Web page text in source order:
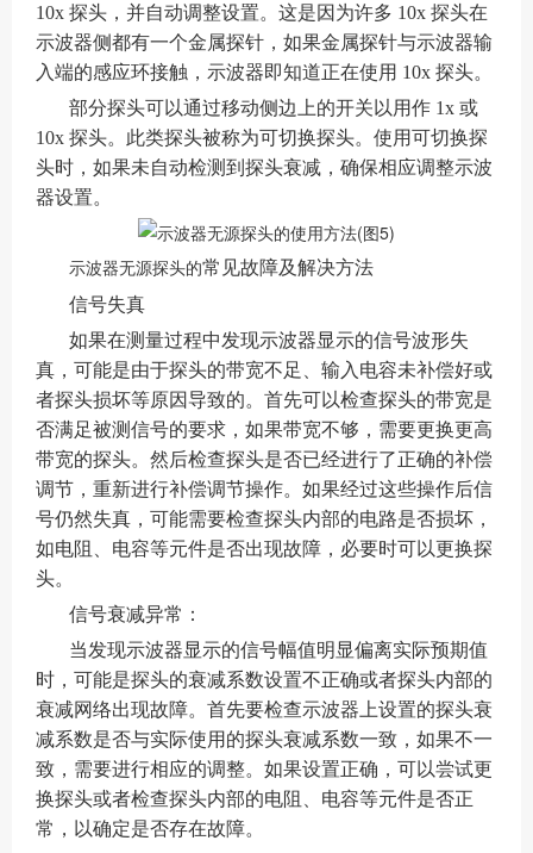
10x 探头，并自动调整设置。这是因为许多 10x 探头在
示波器侧都有一个金属探针，如果金属探针与示波器输
入端的感应环接触，示波器即知道正在使用 10x 探头。
部分探头可以通过移动侧边上的开关以用作 1x 或
10x 探头。此类探头被称为可切换探头。使用可切换探
头时，如果未自动检测到探头衰减，确保相应调整示波
器设置。
示波器无源探头的常见故障及解决方法
信号失真
如果在测量过程中发现示波器显示的信号波形失
真，可能是由于探头的带宽不足、输入电容未补偿好或
者探头损坏等原因导致的。首先可以检查探头的带宽是
否满足被测信号的要求，如果带宽不够，需要更换更高
带宽的探头。然后检查探头是否已经进行了正确的补偿
调节，重新进行补偿调节操作。如果经过这些操作后信
号仍然失真，可能需要检查探头内部的电路是否损坏，
如电阻、电容等元件是否出现故障，必要时可以更换探
头。
信号衰减异常：
当发现示波器显示的信号幅值明显偏离实际预期值
时，可能是探头的衰减系数设置不正确或者探头内部的
衰减网络出现故障。首先要检查示波器上设置的探头衰
减系数是否与实际使用的探头衰减系数一致，如果不一
致，需要进行相应的调整。如果设置正确，可以尝试更
换探头或者检查探头内部的电阻、电容等元件是否正
常，以确定是否存在故障。